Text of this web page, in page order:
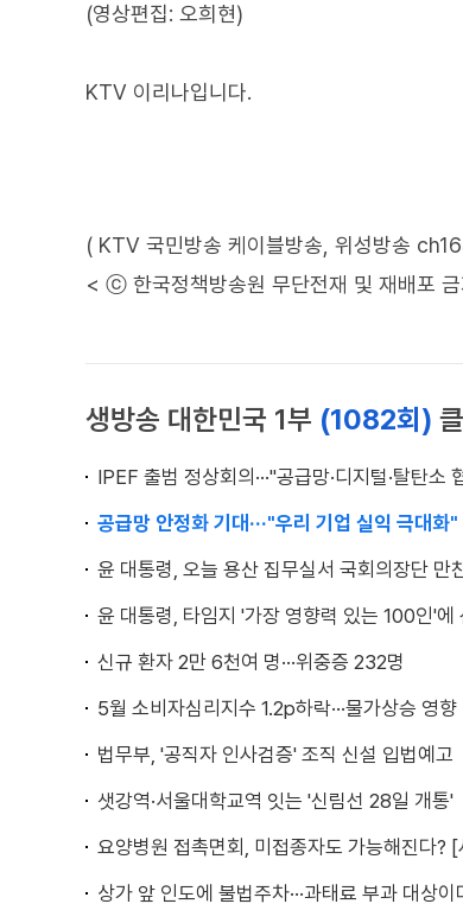
(영상편집: 오희현)
KTV 이리나입니다.
( KTV 국민방송 케이블방송, 위성방송
< ⓒ 한국정책방송원 무단전재 및 재배포
생방송 대한민국 1부 (1082회)
IPEF 출범 정상회의···"공급망·디지털·탈탄소
공급망 안정화 기대···"우리 기업 실익 극대화"
윤 대통령, 오늘 용산 집무실서 국회의장단 만
윤 대통령, 타임지 '가장 영향력 있는 100인'에
신규 환자 2만 6천여 명···위중증 232명
5월 소비자심리지수 1.2p하락···물가상승 영향
법무부, '공직자 인사검증' 조직 신설 입법예고
샛강역·서울대학교역 잇는 '신림선 28일 개통'
요양병원 접촉면회, 미접종자도 가능해진다?
상가 앞 인도에 불법주차···과태료 부과 대상